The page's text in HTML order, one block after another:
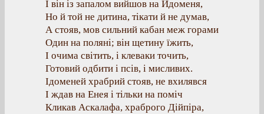
І він із запалом вийшов на Йдоменя,
Но й той не дитина, тікати й не думав,
А стояв, мов сильний кабан меж горами
Один на поляні; він щетину їжить,
І очима світить, і клеваки точить,
Готовий одбити і псів, і мисливих.
Ідоменей храбрий стояв, не вхилявся
І ждав на Енея і тільки на поміч
Кликав Аскалафа, храброго Дійпіра,